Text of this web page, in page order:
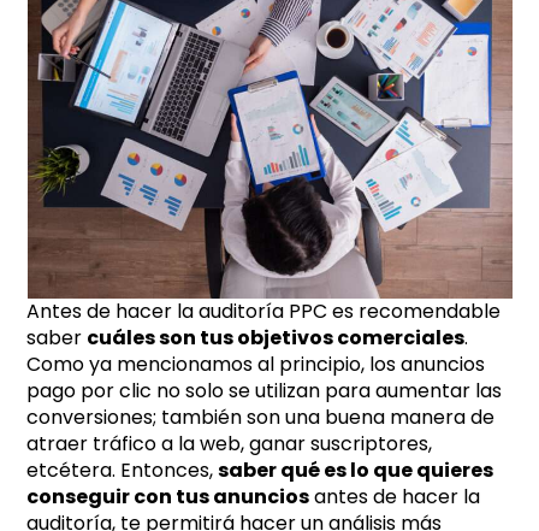
Antes de hacer la auditoría PPC es recomendable
saber cuáles son tus objetivos comerciales.
Como ya mencionamos al principio, los anuncios
pago por clic no solo se utilizan para aumentar las
conversiones; también son una buena manera de
atraer tráfico a la web, ganar suscriptores,
etcétera. Entonces,saber qué es lo que quieres
conseguir con tus anunciosantes de hacer la
auditoría, te permitirá hacer un análisis más